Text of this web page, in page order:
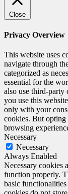
Close
Privacy Overview
This website uses
navigate through
categorized as
essential for the
also use third-party
you use this
only with your
cookies. But opting
browsing
Necessary
Necessary
Always Enabled
Necessary cookies
function properly.
basic